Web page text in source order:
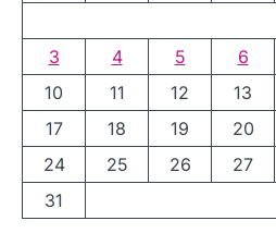
3
4 5 6
10
11 12 13
17
18 19 20
24
25 26 27
31